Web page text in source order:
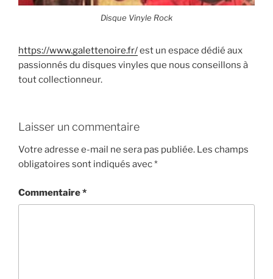
Disque Vinyle Rock
https://www.galettenoire.fr/est un espace dédié aux
passionnés du disques vinyles que nous conseillons à
tout collectionneur.
Laisser un commentaire
Votre adresse e-mail ne sera pas publiée. Les champs
obligatoires sont indiqués avec*
Commentaire*